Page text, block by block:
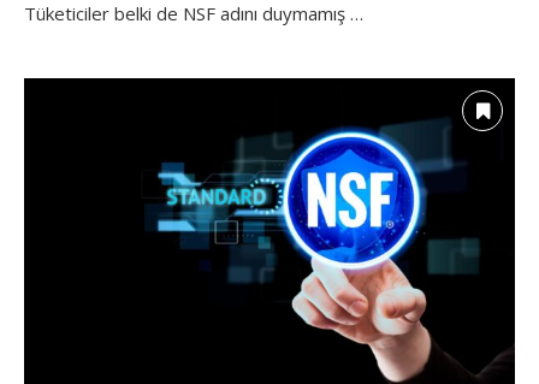
Tüketiciler belki de NSF adını duymamış …